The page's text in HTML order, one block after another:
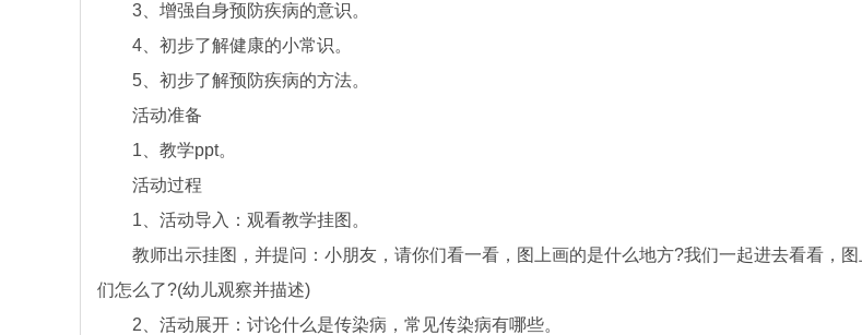
3、增强自身预防疾病的意识。
4、初步了解健康的小常识。
5、初步了解预防疾病的方法。
活动准备
1、教学ppt。
活动过程
1、活动导入：观看教学挂图。
教师出示挂图，并提问：小朋友，请你们看一看，图上画的是什么地方?我们一起进去看看，图
们怎么了?(幼儿观察并描述)
2、活动展开：讨论什么是传染病，常见传染病有哪些。